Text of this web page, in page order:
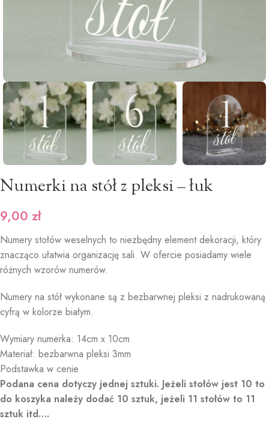
Numerki na stół z pleksi – łuk
9,00 zł
Numery stołów weselnych to niezbędny element dekoracji, który
znacząco ułatwia organizację sali. W ofercie posiadamy wiele
różnych wzorów numerów.
Numery na stół wykonane są z bezbarwnej pleksi z nadrukowaną
cyfrą w kolorze białym.
Wymiary numerka: 14cm x 10cm
Materiał: bezbarwna pleksi 3mm
Podstawka w cenie
Podana cena dotyczy jednej sztuki. Jeżeli stołów jest 10 to
do koszyka należy dodać 10 sztuk, jeżeli 11 stołów to 11
sztuk itd….